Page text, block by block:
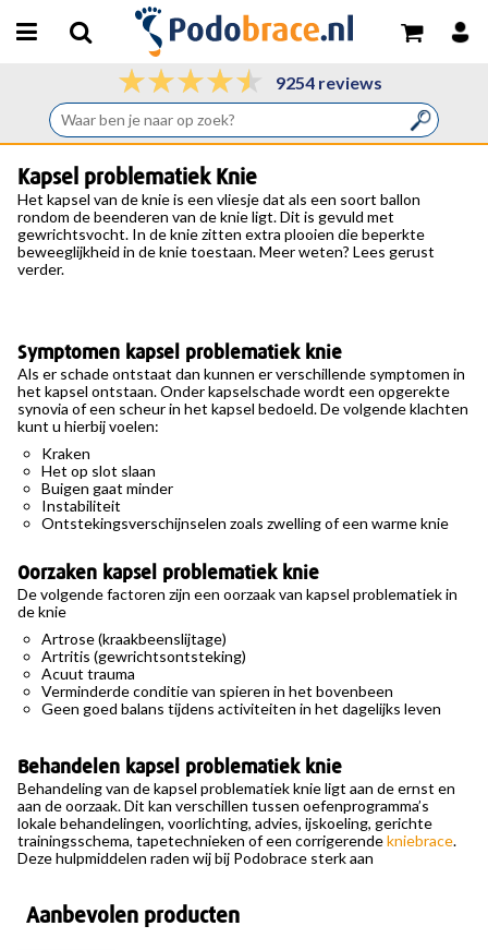
9254 reviews
Kapsel problematiek Knie
Het kapsel van de knie is een vliesje dat als een soort ballon
rondom de beenderen van de knie ligt. Dit is gevuld met
gewrichtsvocht. In de knie zitten extra plooien die beperkte
beweeglijkheid in de knie toestaan. Meer weten? Lees gerust
verder.
Symptomen kapsel problematiek knie
Als er schade ontstaat dan kunnen er verschillende symptomen in
het kapsel ontstaan. Onder kapselschade wordt een opgerekte
synovia of een scheur in het kapsel bedoeld. De volgende klachten
kunt u hierbij voelen:
Kraken
Het op slot slaan
Buigen gaat minder
Instabiliteit
Ontstekingsverschijnselen zoals zwelling of een warme knie
Oorzaken kapsel problematiek knie
De volgende factoren zijn een oorzaak van kapsel problematiek in
de knie
Artrose (kraakbeenslijtage)
Artritis (gewrichtsontsteking)
Acuut trauma
Verminderde conditie van spieren in het bovenbeen
Geen goed balans tijdens activiteiten in het dagelijks leven
Behandelen kapsel problematiek knie
Behandeling van de kapsel problematiek knie ligt aan de ernst en
aan de oorzaak. Dit kan verschillen tussen oefenprogramma’s
lokale behandelingen, voorlichting, advies, ijskoeling, gerichte
trainingsschema, tapetechnieken of een corrigerendekniebrace.
Deze hulpmiddelen raden wij bij Podobrace sterk aan
Aanbevolen producten